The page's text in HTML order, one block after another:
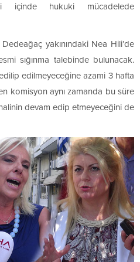
içinde hukuki mücadelede
yakınındaki Nea Hili’de
sığınma talebinde bulunacak.
edilmeyeceğine azami 3 hafta
komisyon aynı zamanda bu süre
devam edip etmeyeceğini de